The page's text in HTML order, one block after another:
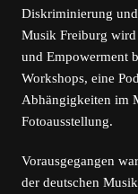
Diskriminierung
Musik Freiburg wird
und Empowerment
Workshops, eine
Abhängigkeiten im
Fotoausstellung.
Vorausgegangen
der deutschen